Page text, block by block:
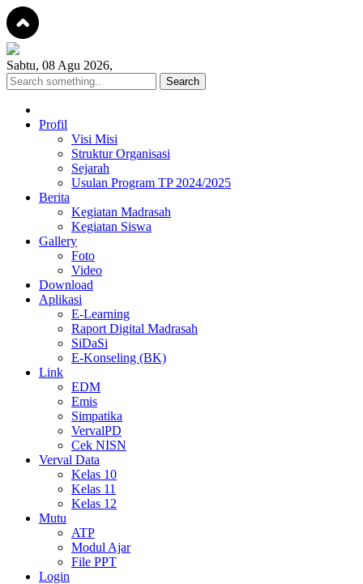
Sabtu, 08 Agu 2026,
Profil
Visi Misi
Struktur Organisasi
Sejarah
Usulan Program TP 2024/2025
Berita
Kegiatan Madrasah
Kegiatan Siswa
Gallery
Foto
Video
Download
Aplikasi
E-Learning
Raport Digital Madrasah
SiDaSi
E-Konseling (BK)
Link
EDM
Emis
Simpatika
VervalPD
Cek NISN
Verval Data
Kelas 10
Kelas 11
Kelas 12
Mutu
ATP
Modul Ajar
File PPT
Login